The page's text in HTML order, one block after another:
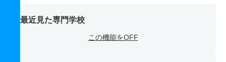
最近見た専門学校
この機能をOFF